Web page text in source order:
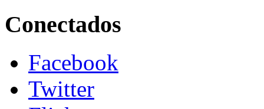
Conectados
Facebook
Twitter